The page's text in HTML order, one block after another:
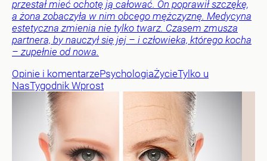
przestał mieć ochotę ją całować. On poprawił szczękę,
a żona zobaczyła w nim obcego mężczyznę. Medycyna
estetyczna zmienia nie tylko twarz. Czasem zmusza
partnera, by nauczył się jej – i człowieka, którego kocha
– zupełnie od nowa.
Opinie i komentarzePsychologiaŻycieTylko u
NasTygodnik Wprost